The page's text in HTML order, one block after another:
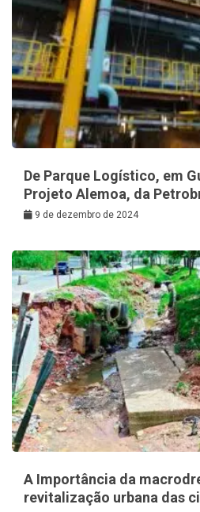
De Parque Logístico, em
Projeto Alemoa, da
9 de dezembro de 2024
A Importância da
revitalização urbana das